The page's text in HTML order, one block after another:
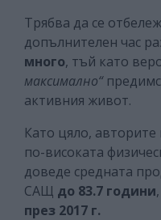
Трябва да се
допълнителен час
много, тъй като
максимално“
активния живот.
Като цяло, авторите
по-високата
доведе средната
САЩ до 83.7 години
през 2017 г.